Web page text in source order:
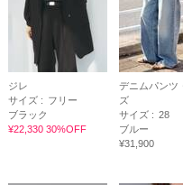
ジレ
サイズ : フリー
ブラック
¥22,330 30%OFF
デニムパンツ
ズ
サイズ : 28
ブルー
¥31,900